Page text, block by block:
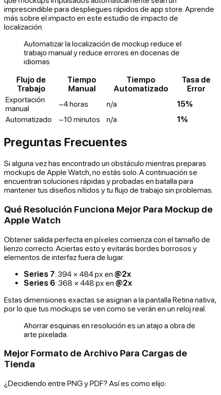
imprescindible para despliegues rápidos de app store. Aprende
más sobre el impacto en este estudio de impacto de
localización.
Automatizar la localización de mockup reduce el
trabajo manual y reduce errores en docenas de
idiomas
Flujo de
Trabajo
Tiempo
Manual
Tiempo
Automatizado
Tasa de
Error
Exportación
manual
~4 horas n/a
15%
Automatizado
~10 minutos n/a 1%
Preguntas Frecuentes
Si alguna vez has encontrado un obstáculo mientras preparas
mockups de Apple Watch, no estás solo. A continuación se
encuentran soluciones rápidas y probadas en batalla para
mantener tus diseños nítidos y tu flujo de trabajo sin problemas.
Qué Resolución Funciona Mejor Para Mockup de
Apple Watch
Obtener salida perfecta en píxeles comienza con el tamaño de
lienzo correcto. Aciertas esto y evitarás bordes borrosos y
elementos de interfaz fuera de lugar.
Series 7: 394 × 484 px en @2x
Series 6: 368 × 448 px en @2x
Estas dimensiones exactas se asignan a la pantalla Retina nativa,
por lo que tus mockups se ven como se verán en un reloj real.
Ahorrar esquinas en resolución es un atajo a obra de
arte pixelada.
Mejor Formato de Archivo Para Cargas de
Tienda
¿Decidiendo entre PNG y PDF? Así es como elijo: